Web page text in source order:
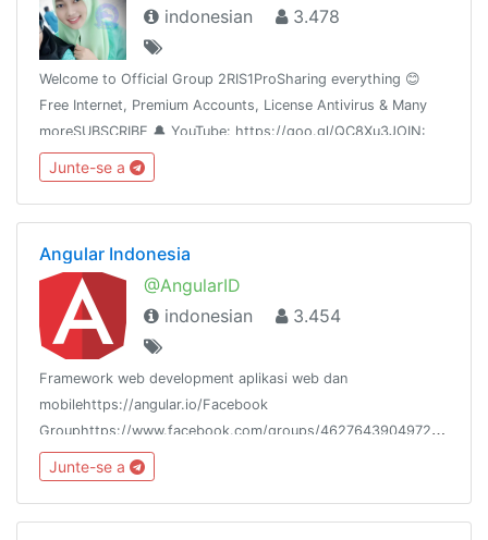
indonesian
3.478
Welcome to Official Group 2RIS1ProSharing everything 😊
Free Internet, Premium Accounts, License Antivirus & Many
moreSUBSCRIBE 🔔 YouTube: https://goo.gl/QC8Xu3JOIN:
@Channel2RIS1Pro@AntivirusLicensePremium
Junte-se a
Angular Indonesia
@AngularID
indonesian
3.454
Framework web development aplikasi web dan
mobilehttps://angular.io/Facebook
Grouphttps://www.facebook.com/groups/462764390497214/
Repo Angular IDhttps://github.com/angular-indonesiaMedium
Angular Indonesiahttps://medium.com/angularid
Junte-se a